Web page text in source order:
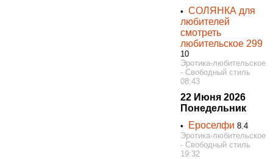
•СОЛЯНКА для
любителей
смотреть
любительское 299
10
Эротика-любительское
- Свободный стиль
08:43
22 Июня 2026
Понедельник
• Ероселфи 8.4
Эротика-любительское
- Свободный стиль
19:32